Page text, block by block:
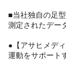
■当社独自の足
測定されたデー
●【アサヒメデ
運動をサポート